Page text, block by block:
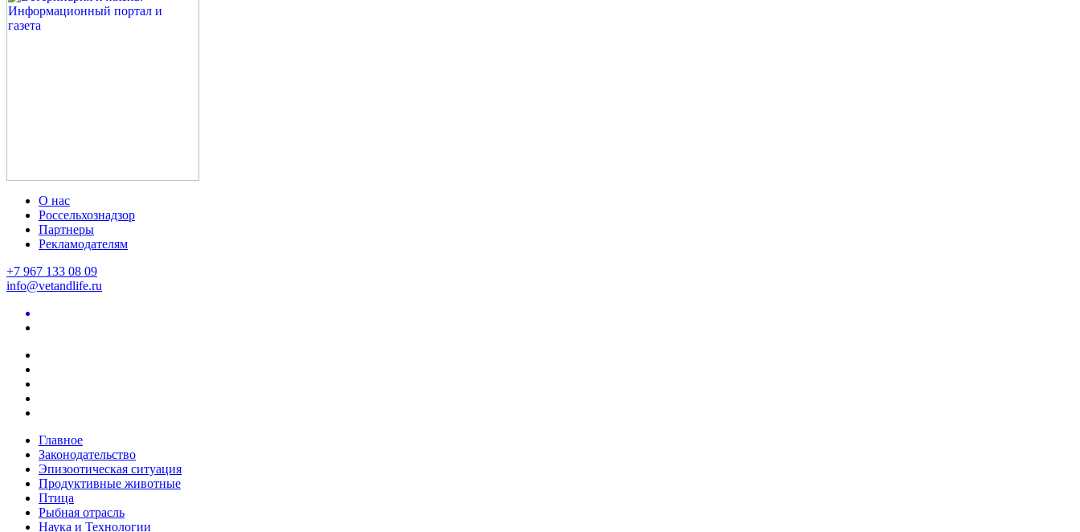
О нас
Россельхознадзор
Партнеры
Рекламодателям
+7 967 133 08 09
info@vetandlife.ru
Главное
Законодательство
Эпизоотическая ситуация
Продуктивные животные
Птица
Рыбная отрасль
Наука и Технологии